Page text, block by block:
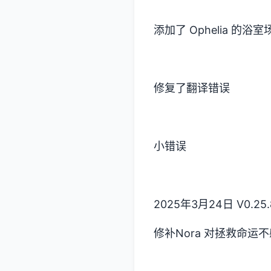
添加了 Ophelia 的浴室
修复了翻译错误
小错误
2025年3月24日
修补Nora 对拯救命运